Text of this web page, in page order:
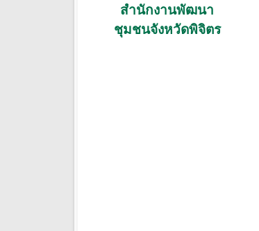
สํานักงานพัฒนา
ชุมชนจังหวัดพิจิตร